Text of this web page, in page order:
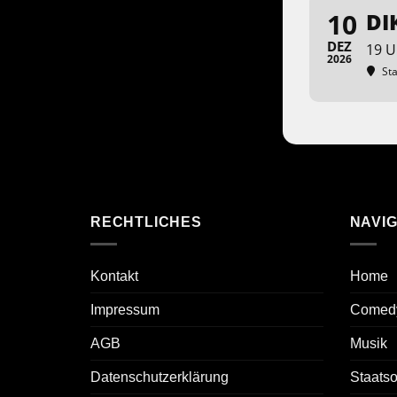
10
DEZ
2026 19
RECHTLICHES
Kontakt
Impressum
AGB
Datenschutzerklärung
Home
Musik